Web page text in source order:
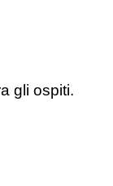
gli ospiti.